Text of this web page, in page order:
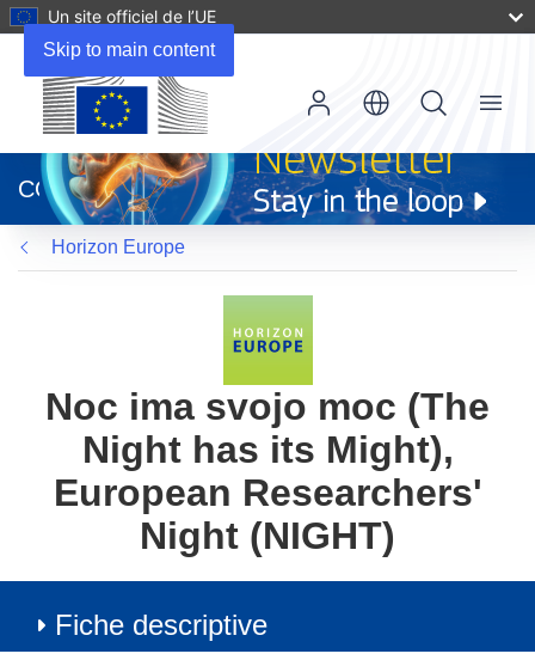
Skip to main content
Un site officiel de l’UE
dans
une
nouvelle
fenêtre)
CORDIS
Menu
Horizon Europe
Noc ima svojo moc (The
Night has its Might),
European Researchers'
Night (NIGHT)
Fiche descriptive